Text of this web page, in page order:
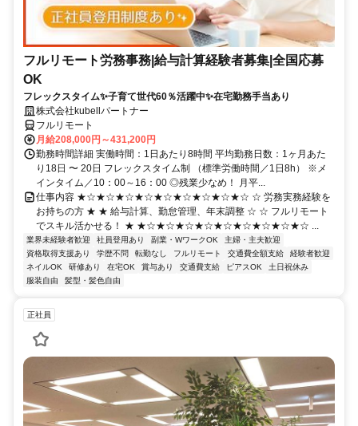
フルリモート労務事務|給与計算経験者募集|全国応募
OK
フレックスタイム✨子育て世代60％活躍中✨在宅勤務手当あり
株式会社kubellパートナー
フルリモート
月給208,000円～431,200円
勤務時間詳細 実働時間：1日あたり8時間 平均勤務日数：1ヶ月あた
り18日 〜 20日 フレックスタイム制 （標準労働時間／1日8h） ※メ
インタイム／10：00～16：00 ◎残業少なめ！ 月平...
仕事内容 ★☆★☆★☆★☆★☆★☆★☆★☆★☆ ☆ 労務実務経験を
お持ちの方 ★ ★ 給与計算、勤怠管理、年末調整 ☆ ☆ フルリモート
でスキル活かせる！ ★ ★☆★☆★☆★☆★☆★☆★☆★☆★☆ ...
業界未経験者歓迎 社員登用あり 副業・WワークOK
主婦・主夫歓迎
資格取得支援あり
学歴不問 転勤なし フルリモート 交通費全額支給
経験者歓迎
ネイルOK
研修あり 在宅OK 賞与あり 交通費支給 ピアスOK
土日祝休み
服装自由
髪型・髪色自由
正社員